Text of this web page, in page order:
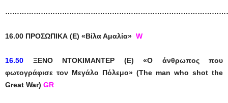
16.00 ΠΡΟΣΩΠΙΚΑ (Ε) «Βίλα Αμαλία» W
16.50 ΞΕΝΟ ΝΤΟΚΙΜΑΝΤΕΡ (Ε) «Ο άνθρωπος που
φωτογράφισε τον Μεγάλο Πόλεμο» (The man who shot the
Great War) GR